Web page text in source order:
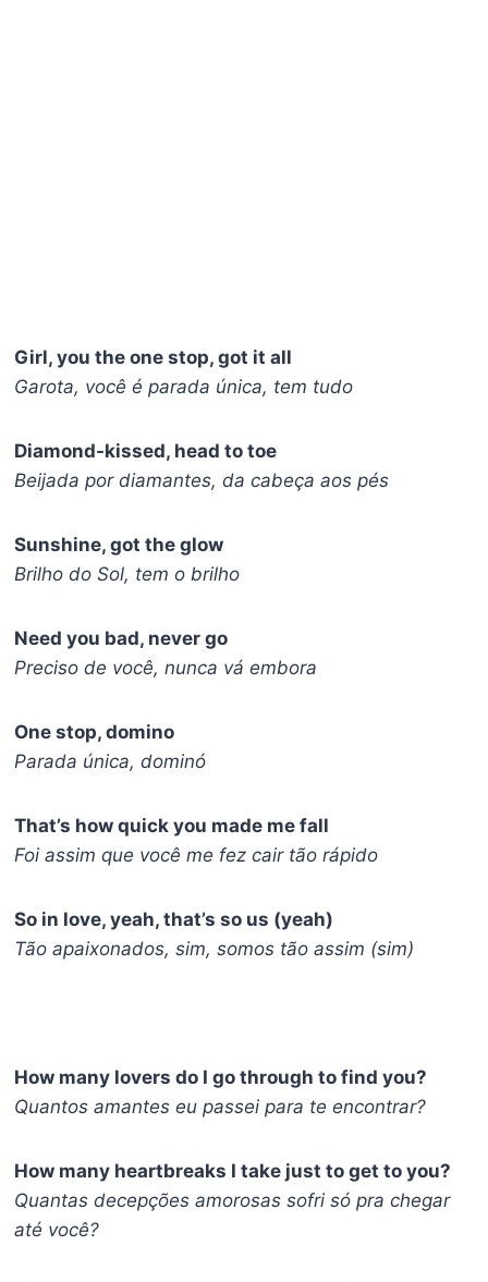
Girl, you the one stop, got it all
Garota, você é parada única, tem tudo
Diamond-kissed, head to toe
Beijada por diamantes, da cabeça aos pés
Sunshine, got the glow
Brilho do Sol, tem o brilho
Need you bad, never go
Preciso de você, nunca vá embora
One stop, domino
Parada única, dominó
That’s how quick you madе me fall
Foi assim que você me fez cair tão rápido
So in love, yeah, that’s so us (yеah)
Tão apaixonados, sim, somos tão assim (sim)
How many lovers do I go through to find you?
Quantos amantes eu passei para te encontrar?
How many heartbreaks I take just to get to you?
Quantas decepções amorosas sofri só pra chegar
até você?